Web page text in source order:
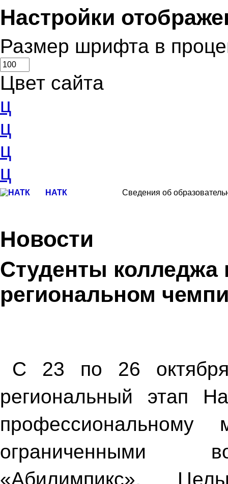
Настройки
Размер шрифта в
Цвет сайта
ц
ц
ц
ц
НАТК Сведения об
Новости
Студенты колледжа
региональном
С 23 по 26 октября
региональный этап
ограниченными
«Абилимпикс».